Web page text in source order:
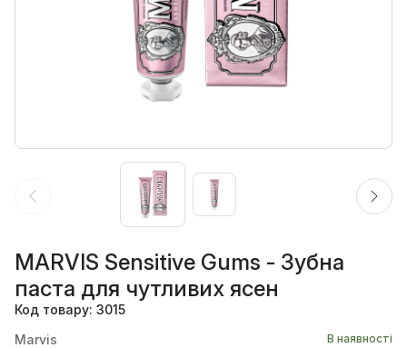
MARVIS Sensitive Gums - Зубна
паста для чутливих ясен
Код товару: 3015
Marvis
В наявності